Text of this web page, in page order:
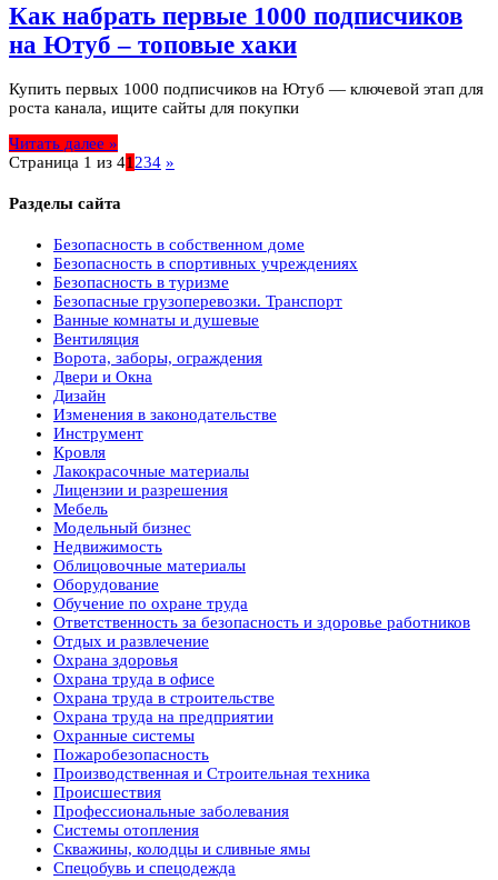
Как набрать первые 1000 подписчиков
на Ютуб – топовые хаки
Купить первых 1000 подписчиков на Ютуб — ключевой этап для
роста канала, ищите сайты для покупки
Читать далее »
Страница 1 из 41234 »
Разделы сайта
Безопасность в собственном доме
Безопасность в спортивных учреждениях
Безопасность в туризме
Безопасные грузоперевозки. Транспорт
Ванные комнаты и душевые
Вентиляция
Ворота, заборы, ограждения
Двери и Окна
Дизайн
Изменения в законодательстве
Инструмент
Кровля
Лакокрасочные материалы
Лицензии и разрешения
Мебель
Модельный бизнес
Недвижимость
Облицовочные материалы
Оборудование
Обучение по охране труда
Ответственность за безопасность и здоровье работников
Отдых и развлечение
Охрана здоровья
Охрана труда в офисе
Охрана труда в строительстве
Охрана труда на предприятии
Охранные системы
Пожаробезопасность
Производственная и Строительная техника
Происшествия
Профессиональные заболевания
Системы отопления
Скважины, колодцы и сливные ямы
Спецобувь и спецодежда